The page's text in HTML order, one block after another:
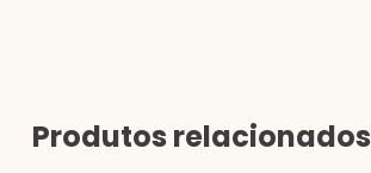
Produtos relacionados